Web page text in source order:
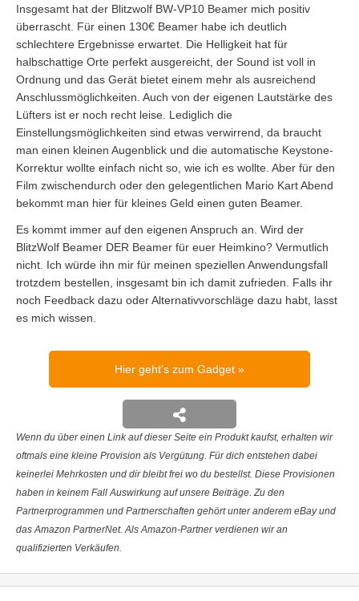
Insgesamt hat der Blitzwolf BW-VP10 Beamer mich positiv
überrascht. Für einen 130€ Beamer habe ich deutlich
schlechtere Ergebnisse erwartet. Die Helligkeit hat für
halbschattige Orte perfekt ausgereicht, der Sound ist voll in
Ordnung und das Gerät bietet einem mehr als ausreichend
Anschlussmöglichkeiten. Auch von der eigenen Lautstärke des
Lüfters ist er noch recht leise. Lediglich die
Einstellungsmöglichkeiten sind etwas verwirrend, da braucht
man einen kleinen Augenblick und die automatische Keystone-
Korrektur wollte einfach nicht so, wie ich es wollte. Aber für den
Film zwischendurch oder den gelegentlichen Mario Kart Abend
bekommt man hier für kleines Geld einen guten Beamer.
Es kommt immer auf den eigenen Anspruch an. Wird der
BlitzWolf Beamer DER Beamer für euer Heimkino? Vermutlich
nicht. Ich würde ihn mir für meinen speziellen Anwendungsfall
trotzdem bestellen, insgesamt bin ich damit zufrieden. Falls ihr
noch Feedback dazu oder Alternativvorschläge dazu habt, lasst
es mich wissen.
Hier geht's zum Gadget
Wenn du über einen Link auf dieser Seite ein Produkt kaufst, erhalten wir
oftmals eine kleine Provision als Vergütung. Für dich entstehen dabei
keinerlei Mehrkosten und dir bleibt frei wo du bestellst. Diese Provisionen
haben in keinem Fall Auswirkung auf unsere Beiträge. Zu den
Partnerprogrammen und Partnerschaften gehört unter anderem eBay und
das Amazon PartnerNet. Als Amazon-Partner verdienen wir an
qualifizierten Verkäufen.